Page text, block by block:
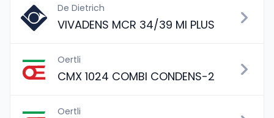
De Dietrich
VIVADENS MCR 34/39 MI PLUS
Oertli
CMX 1024 COMBI CONDENS-2
Oertli